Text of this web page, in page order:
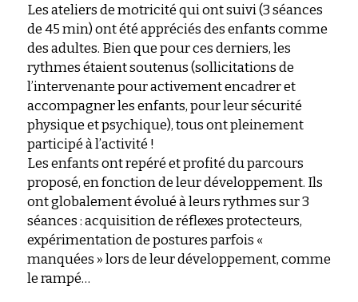
Les ateliers de motricité qui ont suivi (3 séances
de 45 min) ont été appréciés des enfants comme
des adultes. Bien que pour ces derniers, les
rythmes étaient soutenus (sollicitations de
l’intervenante pour activement encadrer et
accompagner les enfants, pour leur sécurité
physique et psychique), tous ont pleinement
participé à l’activité !
Les enfants ont repéré et profité du parcours
proposé, en fonction de leur développement. Ils
ont globalement évolué à leurs rythmes sur 3
séances : acquisition de réflexes protecteurs,
expérimentation de postures parfois «
manquées » lors de leur développement, comme
le rampé…